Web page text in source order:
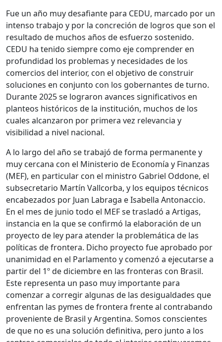
Fue un año muy desafiante para CEDU, marcado por un
intenso trabajo y por la concreción de logros que son el
resultado de muchos años de esfuerzo sostenido.
CEDU ha tenido siempre como eje comprender en
profundidad los problemas y necesidades de los
comercios del interior, con el objetivo de construir
soluciones en conjunto con los gobernantes de turno.
Durante 2025 se lograron avances significativos en
planteos históricos de la institución, muchos de los
cuales alcanzaron por primera vez relevancia y
visibilidad a nivel nacional.
A lo largo del año se trabajó de forma permanente y
muy cercana con el Ministerio de Economía y Finanzas
(MEF), en particular con el ministro Gabriel Oddone, el
subsecretario Martín Vallcorba, y los equipos técnicos
encabezados por Juan Labraga e Isabella Antonaccio.
En el mes de junio todo el MEF se trasladó a Artigas,
instancia en la que se confirmó la elaboración de un
proyecto de ley para atender la problemática de las
políticas de frontera. Dicho proyecto fue aprobado por
unanimidad en el Parlamento y comenzó a ejecutarse a
partir del 1º de diciembre en las fronteras con Brasil.
Este representa un paso muy importante para
comenzar a corregir algunas de las desigualdades que
enfrentan las pymes de frontera frente al contrabando
proveniente de Brasil y Argentina. Somos conscientes
de que no es una solución definitiva, pero junto a los